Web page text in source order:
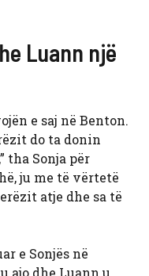
Luann një
e saj në Benton.
do ta donin
tha Sonja për
ju me të vërtetë
atje dhe sa të
e Sonjës në
ajo dhe Luann u